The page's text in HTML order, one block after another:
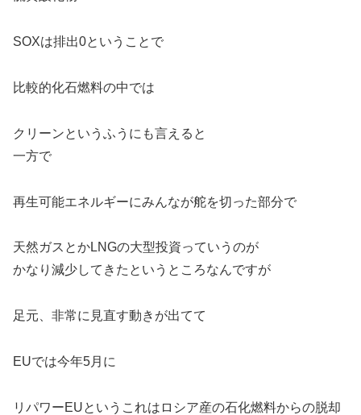
SOXは排出0ということで
比較的化石燃料の中では
クリーンというふうにも言えると
一方で
再生可能エネルギーにみんなが舵を切った部分で
天然ガスとかLNGの大型投資っていうのが
かなり減少してきたというところなんですが
足元、非常に見直す動きが出てて
EUでは今年5月に
リパワーEUというこれはロシア産の石化燃料からの脱却